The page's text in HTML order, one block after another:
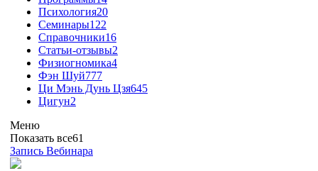
Психология20
Семинары122
Справочники16
Статьи-отзывы2
Физиогномика4
Фэн Шуй777
Ци Мэнь Дунь Цзя645
Цигун2
Меню
Показать все61
Запись Вебинара